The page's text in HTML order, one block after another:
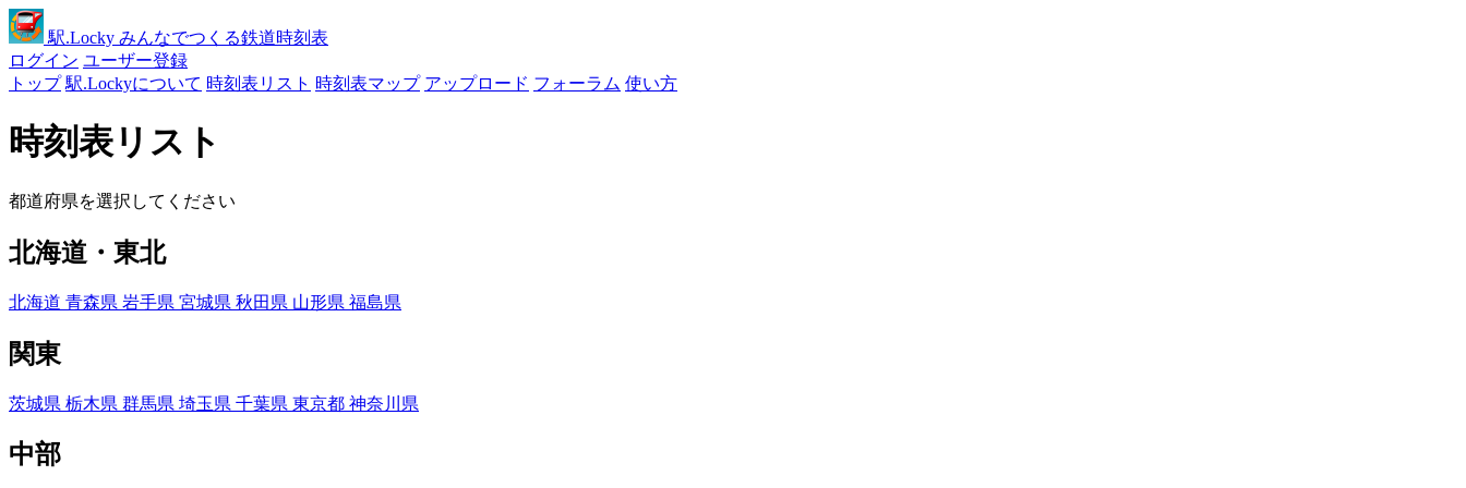
駅.Locky みんなでつくる鉄道時刻表
ログイン ユーザー登録
トップ 駅.Lockyについて 時刻表リスト 時刻表マップ アップロード フォーラム 使い方
時刻表リスト
都道府県を選択してください
北海道・東北
北海道 青森県 岩手県 宮城県 秋田県 山形県 福島県
関東
茨城県 栃木県 群馬県 埼玉県 千葉県 東京都 神奈川県
中部